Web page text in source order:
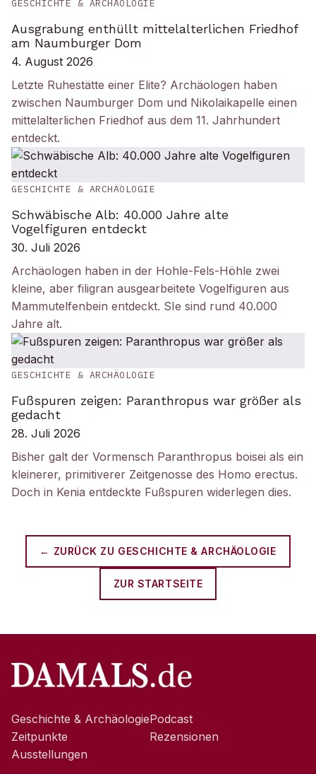
GESCHICHTE & ARCHÄOLOGIE
Ausgrabung enthüllt mittelalterlichen Friedhof
am Naumburger Dom
4. August 2026
Letzte Ruhestätte einer Elite? Archäologen haben
zwischen Naumburger Dom und Nikolaikapelle einen
mittelalterlichen Friedhof aus dem 11. Jahrhundert
entdeckt.
GESCHICHTE & ARCHÄOLOGIE
Schwäbische Alb: 40.000 Jahre alte
Vogelfiguren entdeckt
30. Juli 2026
Archäologen haben in der Hohle-Fels-Höhle zwei
kleine, aber filigran ausgearbeitete Vogelfiguren aus
Mammutelfenbein entdeckt. SIe sind rund 40.000
Jahre alt.
GESCHICHTE & ARCHÄOLOGIE
Fußspuren zeigen: Paranthropus war größer als
gedacht
28. Juli 2026
Bisher galt der Vormensch Paranthropus boisei als ein
kleinerer, primitiverer Zeitgenosse des Homo erectus.
Doch in Kenia entdeckte Fußspuren widerlegen dies.
← ZURÜCK ZU GESCHICHTE & ARCHÄOLOGIE
ZUR STARTSEITE
Geschichte & Archäologie
Zeitpunkte
Ausstellungen
Podcast
Rezensionen